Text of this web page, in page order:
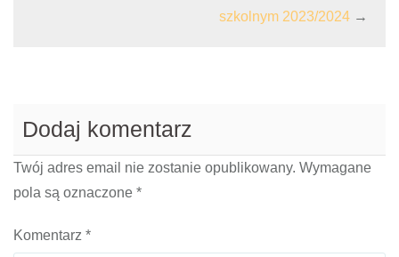
szkolnym 2023/2024 →
Dodaj komentarz
Twój adres email nie zostanie opublikowany. Wymagane
pola są oznaczone *
Komentarz *